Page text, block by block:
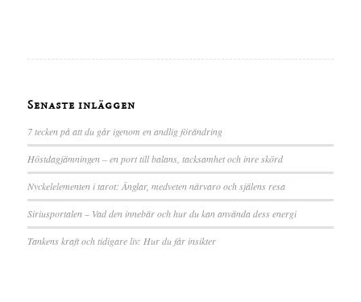
Senaste inläggen
7 tecken på att du går igenom en andlig förändring
Höstdagjämningen – en port till balans, tacksamhet och inre skörd
Nyckelelementen i tarot: Änglar, medveten närvaro och själens resa
Siriusportalen – Vad den innebär och hur du kan använda dess energi
Tankens kraft och tidigare liv: Hur du får insikter